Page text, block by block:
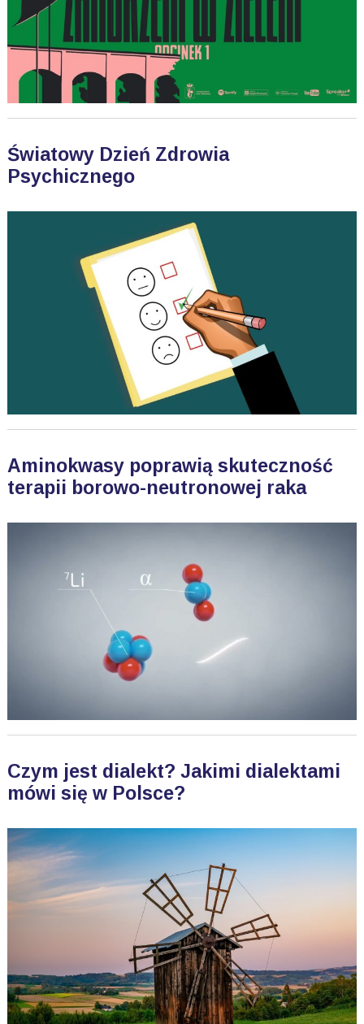
Światowy Dzień Zdrowia
Psychicznego
Aminokwasy poprawią skuteczność
terapii borowo-neutronowej raka
Czym jest dialekt? Jakimi dialektami
mówi się w Polsce?